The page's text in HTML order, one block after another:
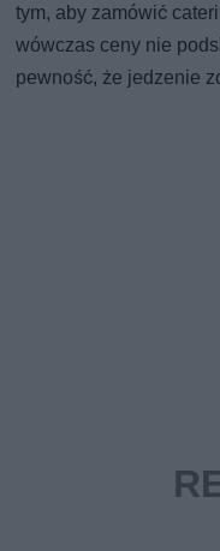
tym, aby zamówić
wówczas ceny nie
pewność, że jedzenie